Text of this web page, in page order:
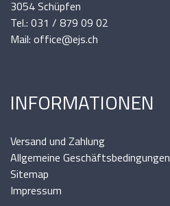
3054 Schüpfen
Tel.: 031 / 879 09 02
Mail: office@ejs.ch
INFORMATIONEN
Versand und Zahlung
Allgemeine Geschäftsbedingungen
Sitemap
Impressum